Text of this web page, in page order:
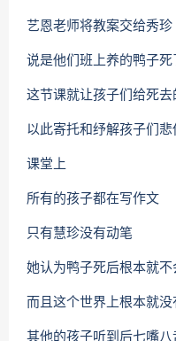
艺恩老师将教案交给秀珍
说是他们班上养的鸭子死
这节课就让孩子们给死去
以此寄托和纾解孩子们悲
课堂上
所有的孩子都在写作文
只有慧珍没有动笔
她认为鸭子死后根本就
而且这个世界上根本就没
其他的孩子听到后七嘴